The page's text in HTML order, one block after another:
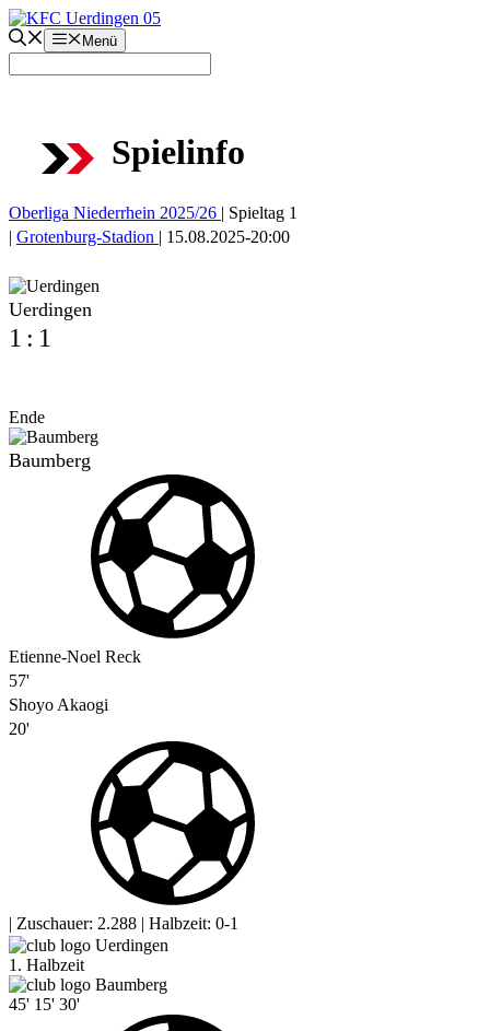
Zum
Inhalt
springen
Menü
Spielinfo
Oberliga Niederrhein 2025/26 | Spieltag 1
| Grotenburg-Stadion | 15.08.2025-20:00
Uerdingen
1 : 1
Ende
Baumberg
Etienne-Noel Reck
57'
Shoyo Akaogi
20'
| Zuschauer: 2.288 | Halbzeit: 0-1
Uerdingen
1. Halbzeit
Baumberg
45' 15' 30'